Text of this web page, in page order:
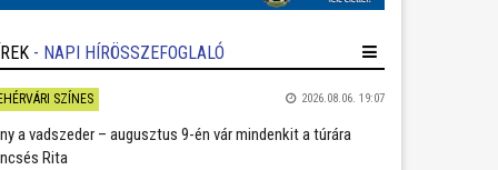
- NAPI HÍRÖSSZEFOGLALÓ
SZÍNES 2026.08.06. 19:07
a vadszeder – augusztus 9-én vár mindenkit a túrára
Rita